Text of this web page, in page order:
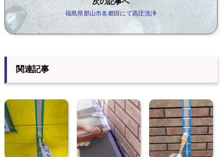
福島県郡山市名郷田にて高圧洗浄
関連記事